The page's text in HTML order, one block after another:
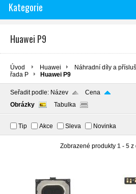
Kategorie
Huawei P9
Úvod Huawei Náhradní díly a
řada P
Huawei P9
Seřadit podle: Název
Cena
Obrázky
Tabulka
Tip Akce Sleva Novinka
Zobrazené produkty 1 - 5 z